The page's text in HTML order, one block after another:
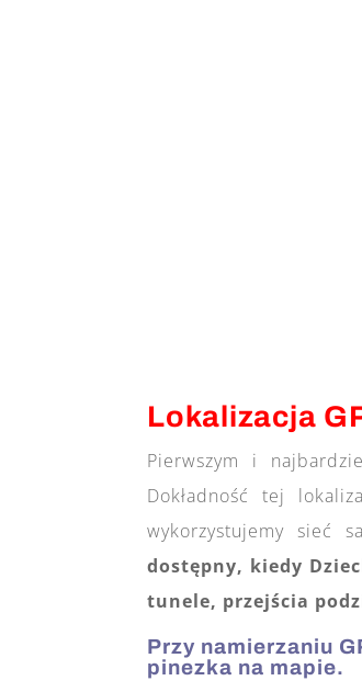
Lokalizacja
Pierwszym i
Dokładność tej
wykorzystujemy sieć
dostępny, kiedy
tunele, przejścia
Przy namierzaniu
pinezka na mapie.